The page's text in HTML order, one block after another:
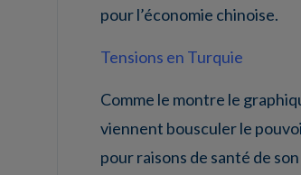
pour l’économie chinoise.
Tensions en Turquie
Comme le montre le
viennent bousculer le
pour raisons de santé de